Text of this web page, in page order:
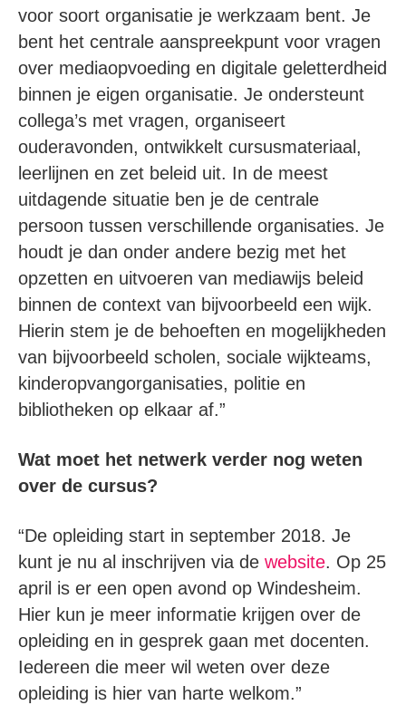
voor soort organisatie je werkzaam bent. Je
bent het centrale aanspreekpunt voor vragen
over mediaopvoeding en digitale geletterdheid
binnen je eigen organisatie. Je ondersteunt
collega’s met vragen, organiseert
ouderavonden, ontwikkelt cursusmateriaal,
leerlijnen en zet beleid uit. In de meest
uitdagende situatie ben je de centrale
persoon tussen verschillende organisaties. Je
houdt je dan onder andere bezig met het
opzetten en uitvoeren van mediawijs beleid
binnen de context van bijvoorbeeld een wijk.
Hierin stem je de behoeften en mogelijkheden
van bijvoorbeeld scholen, sociale wijkteams,
kinderopvangorganisaties, politie en
bibliotheken op elkaar af.”
Wat moet het netwerk verder nog weten
over de cursus?
“De opleiding start in september 2018. Je
kunt je nu al inschrijven via de website. Op 25
april is er een open avond op Windesheim.
Hier kun je meer informatie krijgen over de
opleiding en in gesprek gaan met docenten.
Iedereen die meer wil weten over deze
opleiding is hier van harte welkom.”